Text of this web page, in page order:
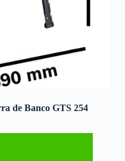
de Banco GTS 254